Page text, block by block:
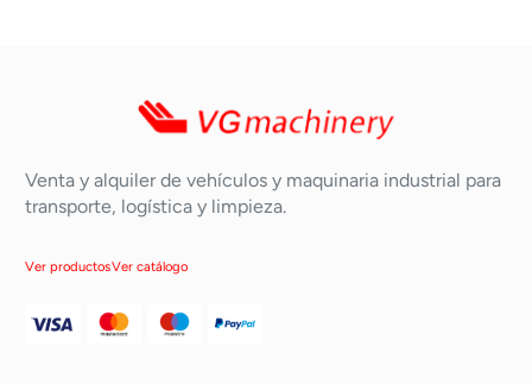
Venta y alquiler de vehículos y maquinaria industrial para
transporte, logística y limpieza.
Ver productosVer catálogo